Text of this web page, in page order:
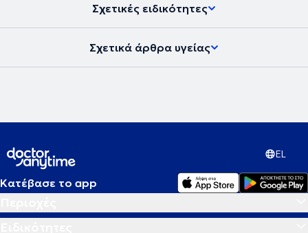
Σχετικές ειδικότητες
Σχετικά άρθρα υγείας
EL
Κατέβασε το app